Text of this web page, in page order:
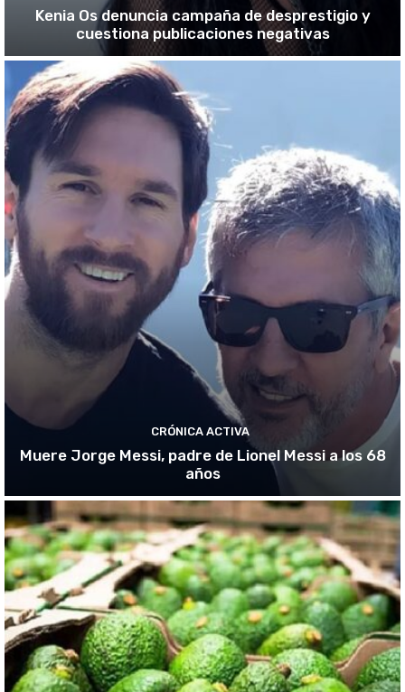
Kenia Os denuncia campaña de desprestigio y
cuestiona publicaciones negativas
CRÓNICA ACTIVA
Muere Jorge Messi, padre de Lionel Messi a los 68
años